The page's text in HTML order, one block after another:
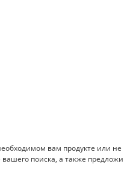
вам продукте или
поиска, а также